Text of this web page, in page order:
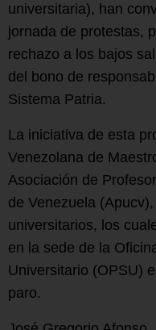
universitaria), han
jornada de protestas,
rechazo a los bajos
del bono de
Sistema Patria.
La iniciativa de esta
Venezolana de
Asociación de
de Venezuela
universitarios, los
en la sede de la
Universitario (OPSU)
paro.